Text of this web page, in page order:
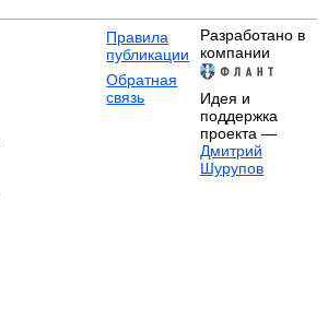
Правила
публикации
Обратная
связь
Разработано в
компании
Идея и
поддержка
проекта —
Дмитрий
Шурупов